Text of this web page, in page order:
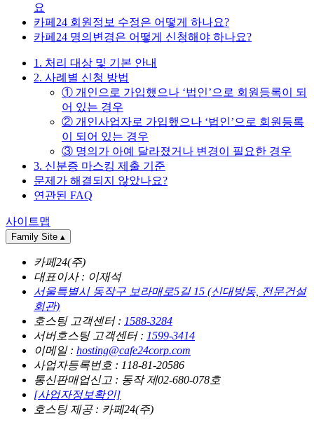
요
카페24 회원정보 수정은 어떻게 하나요?
카페24 명의변경은 어떻게 신청해야 하나요?
1. 처리 대상 및 기본 안내
2. 사례별 신청 방법
① 개인으로 가입했으나 ‘법인’으로 회원등록이 되
어 있는 경우
② 개인사업자로 가입했으나 ‘법인’으로 회원등록
이 되어 있는 경우
③ 명의가 아예 달라졌거나 변경이 필요한 경우
3. 신분증 마스킹 제출 기준
문제가 해결되지 않았나요?
연관된 FAQ
사이트맵
Family Site ▴
카페24(주)
대표이사 : 이재석
서울특별시 동작구 보라매로5길 15 (신대방동, 전문건설
회관)
호스팅 고객센터 : 1588-3284
서버호스팅 고객센터 : 1599-3414
이메일 : hosting@cafe24corp.com
사업자등록번호 : 118-81-20586
통신판매업신고 : 동작 제02-680-078호
[사업자정보확인]
호스팅 제공 : 카페24(주)